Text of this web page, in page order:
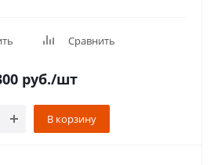
Сравнить
руб./шт
В корзину